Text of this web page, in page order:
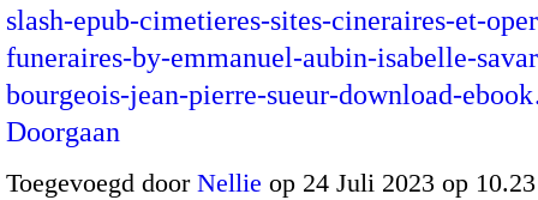
slash-epub-cimetieres-sites-cineraires-et-
funeraires-by-emmanuel-aubin-isabelle-
bourgeois-jean-pierre-sueur-download-
Doorgaan
Toegevoegd door Nellie op 24 Juli 2023 op